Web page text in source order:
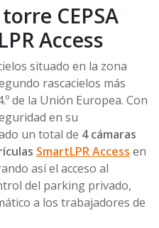
CEPSA
Access
situado en la zona
rascacielos más
de la Unión Europea. Con
en su
un total de 4 cámaras
SmartLPR Access en
así el acceso al
del parking privado,
a los trabajadores de